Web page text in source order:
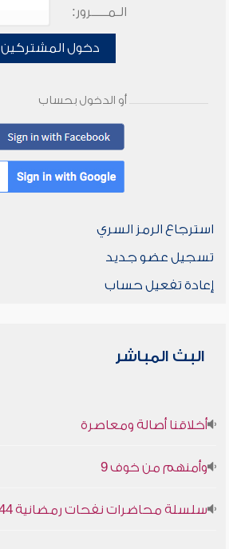
الـمـــــرور:
دخول المشتركين
أو الدخول بحساب
استرجاع الرمز السري
تسجيل عضو جديد
إعادة تفعيل حساب
البث المباشر
أخلاقنا أصالة ومعاصرة
وأمنهم من خوف 9
سلسلة محاضرات نفحات رمضانية 1444هـ